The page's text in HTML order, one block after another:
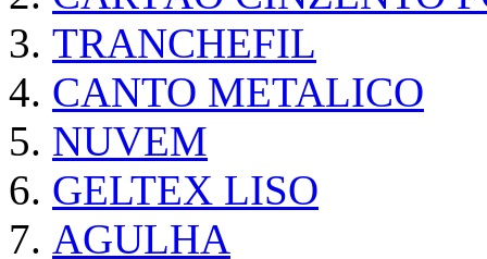
TRANCHEFIL
CANTO METALICO
NUVEM
GELTEX LISO
AGULHA